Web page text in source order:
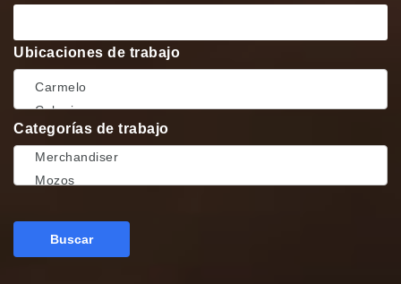
Ubicaciones de trabajo
Categorías de trabajo
Buscar